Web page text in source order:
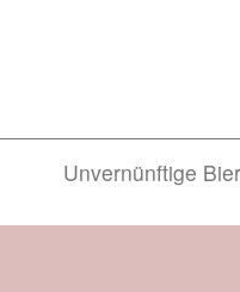
Next
Unvernünftige